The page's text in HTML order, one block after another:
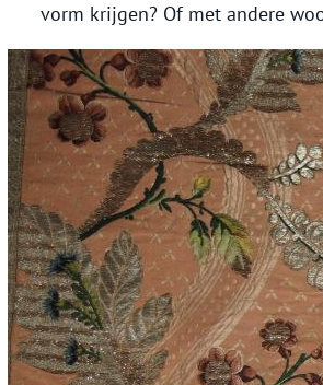
vorm krijgen? Of met andere